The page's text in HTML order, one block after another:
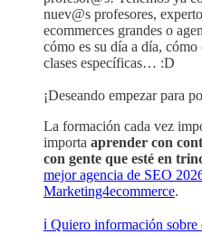
nuev@s profesores,
ecommerces grandes o
cómo es su día a día,
clases específicas… :D
¡Deseando empezar para
La formación cada vez
importa aprender con
con gente que esté en
mejor agencia de SEO
Marketing4ecommerce.
ℹ️ Quiero información sobre